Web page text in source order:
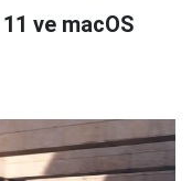
ve macOS